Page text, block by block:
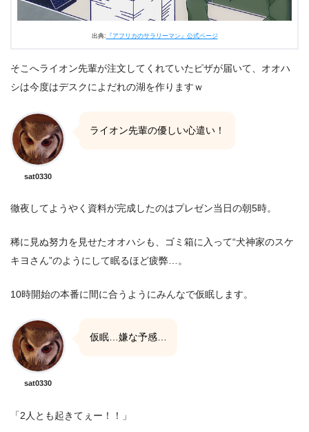
出典: 『アフリカのサラリーマン』公式ページ
そこへライオン先輩が注文してくれていたピザが届いて、オオハ
シは今度はデスクによだれの湖を作りますｗ
sat0330
ライオン先輩の優しい心遣い！
徹夜してようやく資料が完成したのはプレゼン当日の朝5時。
稀に見ぬ努力を見せたオオハシも、ゴミ箱に入って“犬神家のスケ
キヨさん”のようにして眠るほど疲弊…。
10時開始の本番に間に合うようにみんなで仮眠します。
sat0330
仮眠…嫌な予感…
「2人とも起きてぇー！！」